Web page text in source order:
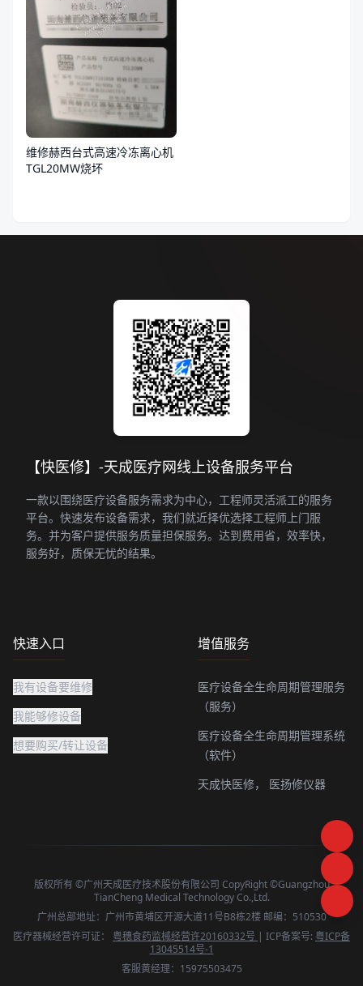
维修赫西台式高速冷冻离心机
TGL20MW烧坏
【快医修】-天成医疗网线上设备服务平台
一款以围绕医疗设备服务需求为中心，工程师灵活派工的服务
平台。快速发布设备需求，我们就近择优选择工程师上门服
务。并为客户提供服务质量担保服务。达到费用省，效率快，
服务好，质保无忧的结果。
快速入口
我有设备要维修
我能够修设备
想要购买/转让设备
增值服务
医疗设备全生命周期管理服务
（服务）
医疗设备全生命周期管理系统
（软件）
天成快医修，
医扬修仪器
版权所有 ©广州天成医疗技术股份有限公司 CopyRight ©Guangzhou
TianCheng Medical Technology Co.,Ltd.
广州总部地址：广州市黄埔区开源大道11号B8栋2楼 邮编：510530
医疗器械经营许可证： 粤穗食药监械经营许20160332号 | ICP备案号: 粤ICP备
13045514号-1
客服黄经理：15975503475